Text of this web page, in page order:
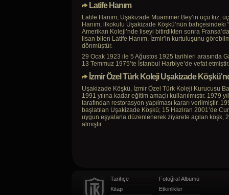
Latife Hanım
Latife Hanım; Uşakizade Muammer Bey’in üçü kız,
Hanım, ilkokulu Uşakizade Köşkü’nün
Amerikan Koleji’nde liseyi bitirdikten sonra
lisan bilen Latife Hanım, İzmir’in kurtuluşunu
dönmüştür.
29 Ocak 1923 ile 5 Ağustos 1925 tarihleri arasında
13 Temmuz 1975’te İstanbul Harbiye’de vefat
İzmir Özel Türk Koleji Uşakizade
Uşakizade Köşkü, İzmir Özel Türk Koleji Kurucusu
1991 yılına kadar eğitim amaçlı kullanılmıştır. 1979
tarafından restorasyon yapılması kararı verilmiştir.
başlatılan Uşakizade Köşkü; 15 Haziran 2001’de
uygun eşyalarla düzenlenerek ziyarete açılan köşk,
almıştır.
Tarihçe
Fotoğraf Albümü
Kitap
Etkinlikler